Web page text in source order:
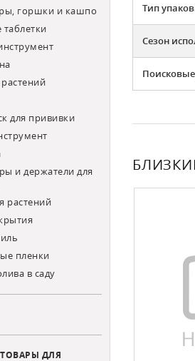
горшки и кашпо
для прививки
и держатели для
растений
пленки
в саду
ДЛЯ
Тип
Сезон